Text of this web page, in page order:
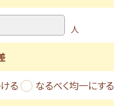
人
る
なるべく均一にする